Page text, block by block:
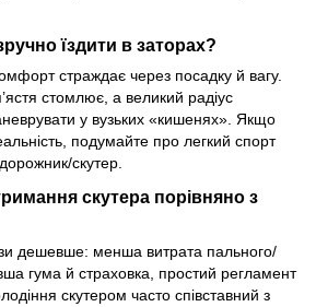
їздити в заторах?
страждає через посадку й вагу.
стомлює, а великий радіус
у вузьких «кишенях». Якщо
подумайте про легкий спорт
скутер.
скутера порівняно з
дешевше: менша витрата пального/
гума й страховка, простий регламент
скутером часто співставний з